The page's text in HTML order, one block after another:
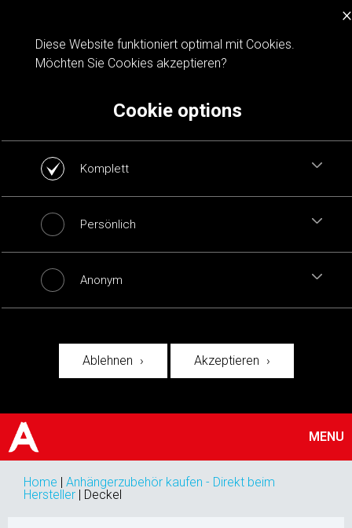
Cookie notification
×
Diese Website funktioniert optimal mit Cookies.
Möchten Sie Cookies akzeptieren?
Cookie options
Komplett
Persönlich
Anonym
Ablehnen Akzeptieren
MENU
Home | Anhängerzubehör kaufen - Direkt beim
Hersteller | Deckel